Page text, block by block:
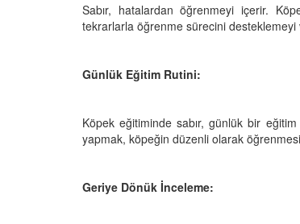
Sabır, hatalardan öğrenmeyi içerir.
tekrarlarla öğrenme sürecini desteklemeyi
Günlük Eğitim Rutini:
Köpek eğitiminde sabır, günlük bir
yapmak, köpeğin düzenli olarak
Geriye Dönük İnceleme: